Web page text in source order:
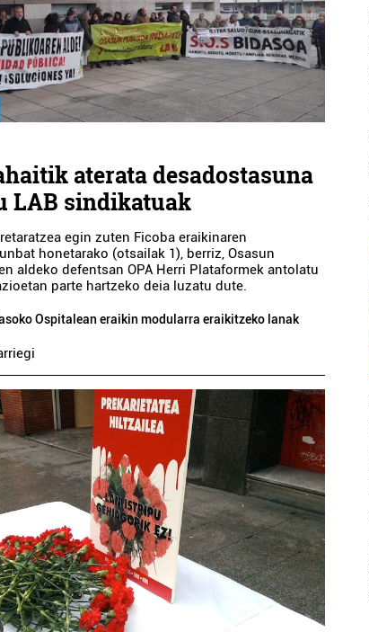
aterata desadostasuna
LAB sindikatuak
egin zuten Ficoba eraikinaren
honetarako (otsailak 1), berriz, Osasun
aldeko defentsan OPA Herri Plataformek antolatu
parte hartzeko deia luzatu dute.
Ospitalean eraikin modularra eraikitzeko lanak